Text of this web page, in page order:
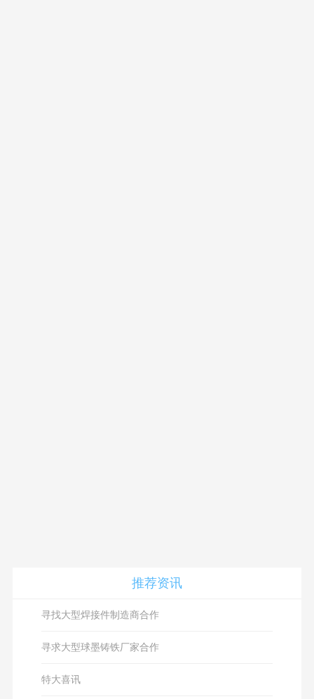
推荐资讯
寻找大型焊接件制造商合作
寻求大型球墨铸铁厂家合作
特大喜讯